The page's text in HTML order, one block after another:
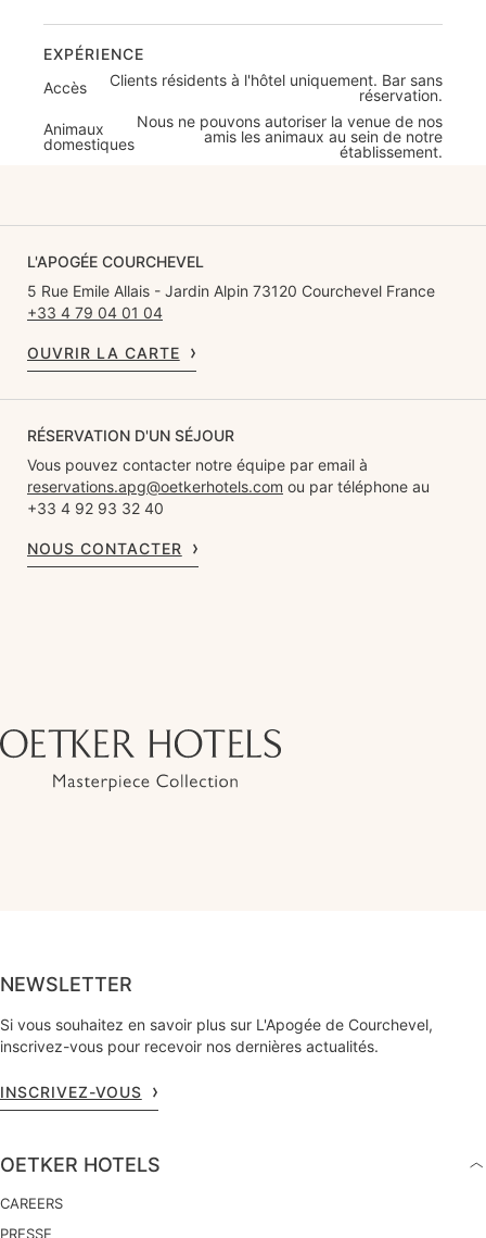
EXPÉRIENCE
Accès
Clients résidents à l'hôtel uniquement. Bar sans
réservation.
Animaux
domestiques
Nous ne pouvons autoriser la venue de nos
amis les animaux au sein de notre
établissement.
L'APOGÉE COURCHEVEL
5 Rue Emile Allais - Jardin Alpin 73120 Courchevel France
+33 4 79 04 01 04
OUVRIR LA CARTE
RÉSERVATION D'UN SÉJOUR
Vous pouvez contacter notre équipe par email à
reservations.apg@oetkerhotels.com ou par téléphone au
+33 4 92 93 32 40
NOUS CONTACTER
NEWSLETTER
Si vous souhaitez en savoir plus sur L'Apogée de Courchevel,
inscrivez-vous pour recevoir nos dernières actualités.
INSCRIVEZ-VOUS
OETKER HOTELS
CAREERS
PRESSE